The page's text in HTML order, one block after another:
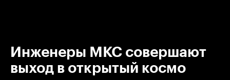
Инженеры МКС совершают
выход в открытый космо